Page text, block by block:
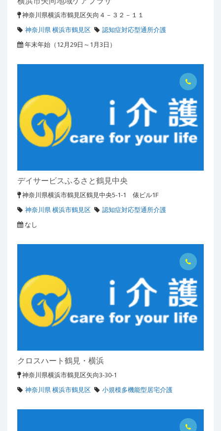
神奈川県横浜市鶴見区矢向４－３２－１１
神奈川県 横浜市鶴見区
認知症対応型通所介護
年末年始（12月29日～1月3日）
デイサービスふるさと鶴見中央
神奈川県横浜市鶴見区鶴見中央5-1-1 俵ビル1F
神奈川県 横浜市鶴見区
認知症対応型通所介護
なし
クロスハート鶴見・横浜
神奈川県横浜市鶴見区矢向3-30-1
神奈川県 横浜市鶴見区
小規模多機能型居宅介護